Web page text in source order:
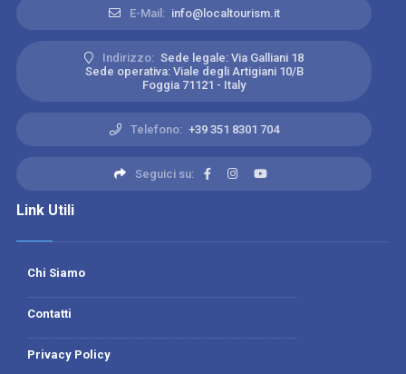
E-Mail: info@localtourism.it
Indirizzo: Sede legale: Via Galliani 18
Sede operativa: Viale degli Artigiani 10/B
Foggia 71121 - Italy
Telefono: +39 351 8301 704
Seguici su:
Link Utili
Chi Siamo
Contatti
Privacy Policy